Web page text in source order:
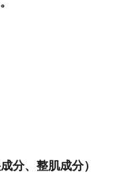
分、整肌成分）